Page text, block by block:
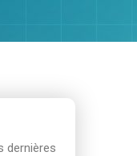
dernières